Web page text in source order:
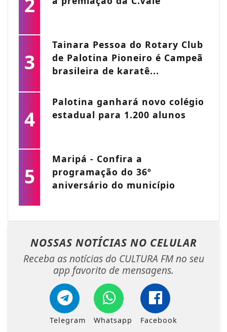
2
3
Tainara Pessoa do Rotary Club
de Palotina Pioneiro é Campeã
brasileira de karatê...
4
Palotina ganhará novo colégio
estadual para 1.200 alunos
5
Maripá - Confira a
programação do 36º
aniversário do município
NOSSAS NOTÍCIAS NO CELULAR
Receba as notícias do CULTURA FM no seu
app favorito de mensagens.
Telegram Whatsapp Facebook